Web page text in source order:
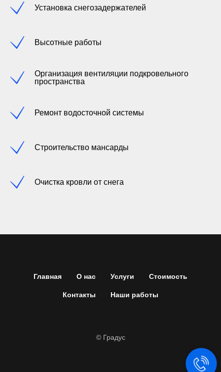
Установка снегозадержателей
Высотные работы
Организация вентиляции подкровельного
пространства
Ремонт водосточной системы
Строительство мансарды
Очистка кровли от снега
Главная О нас Услуги Стоимость
Контакты Наши работы
© Градус